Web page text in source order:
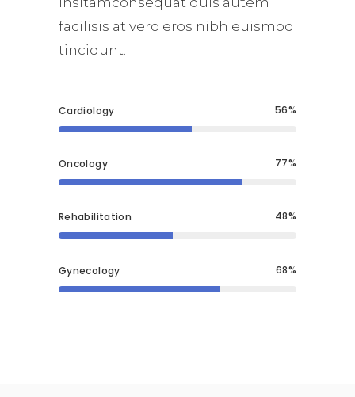
facilisis at vero eros nibh euismod
tincidunt.
Cardiology 56
Oncology 77
Rehabilitation 48
Gynecology 68